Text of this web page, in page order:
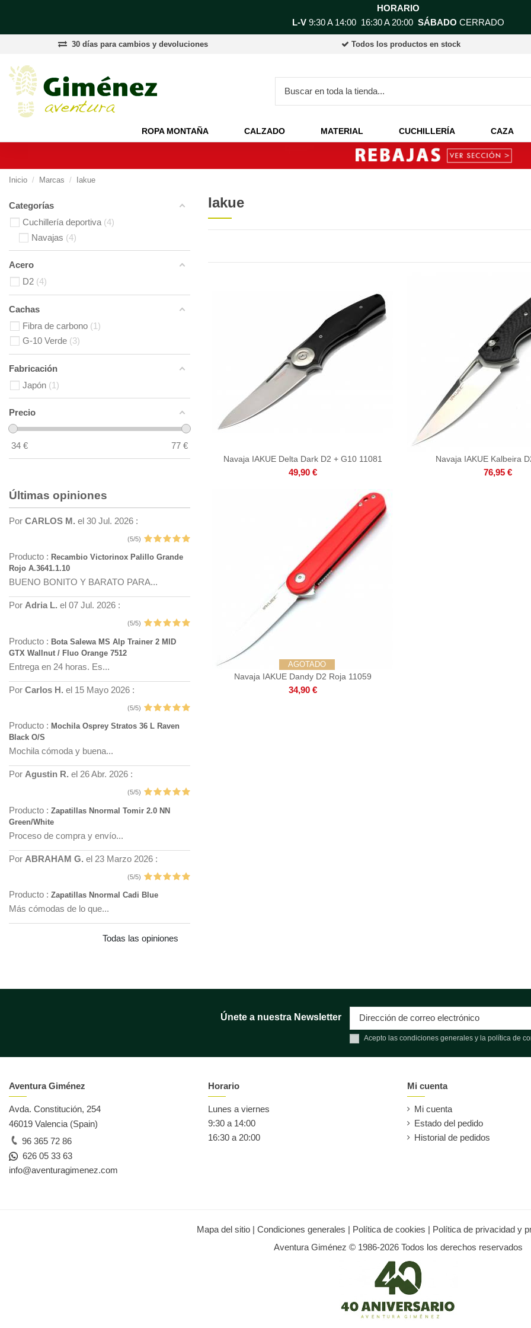
HORARIO
L-V 9:30 A 14:00 16:30 A 20:00 SÁBADO CERRADO
30 días para cambios y devoluciones Todos los productos en stock
ROPA MONTAÑA CALZADO MATERIAL CUCHILLERÍA CAZA
Inicio Marcas Iakue
Iakue
Navaja IAKUE Delta Dark D2 + G10 11081
49,90 €
Navaja IAKUE Kalbeira
76,95 €
AGOTADO
Navaja IAKUE Dandy D2 Roja 11059
34,90 €
Categorías
Cuchillería deportiva 4
Navajas 4
Acero
D2 4
Cachas
Fibra de carbono
1
G-10 Verde 3
Fabricación
Japón
1
Precio
34 € 77 €
Últimas opiniones
Por CARLOS M. el 30 Jul. 2026 :
(5/5)
Producto : Recambio Victorinox Palillo Grande
Rojo A.3641.1.10
BUENO BONITO Y BARATO PARA...
Por Adria L. el 07 Jul. 2026 :
(5/5)
Producto : Bota Salewa MS Alp Trainer 2 MID
GTX Wallnut / Fluo Orange 7512
Entrega en 24 horas. Es...
Por Carlos H. el 15 Mayo 2026 :
(5/5)
Producto : Mochila Osprey Stratos 36 L Raven
Black O/S
Mochila cómoda y buena...
Por Agustin R. el 26 Abr. 2026 :
(5/5)
Producto : Zapatillas Nnormal Tomir 2.0 NN
Green/White
Proceso de compra y envío...
Por ABRAHAM G. el 23 Marzo 2026 :
(5/5)
Producto : Zapatillas Nnormal Cadi Blue
Más cómodas de lo que...
Todas las opiniones
Únete a nuestra Newsletter
Acepto las condiciones generales y la política de
Aventura Giménez
Avda. Constitución, 254
46019 Valencia (Spain)
96 365 72 86
626 05 33 63
info@aventuragimenez.com
Horario
Lunes a viernes
9:30 a 14:00
16:30 a 20:00
Mi cuenta
Mi cuenta
Estado del pedido
Historial de pedidos
Mapa del sitio | Condiciones generales | Política de cookies | Política de privacidad y
Aventura Giménez © 1986-2026 Todos los derechos reservados